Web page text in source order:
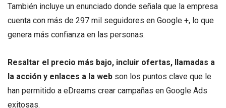
También incluye un enunciado donde señala que la empresa
cuenta con más de 297 mil seguidores en Google +, lo que
genera más confianza en las personas.
Resaltar el precio más bajo, incluir ofertas, llamadas a
la acción y enlaces a la web son los puntos clave que le
han permitido a eDreams crear campañas en Google Ads
exitosas.